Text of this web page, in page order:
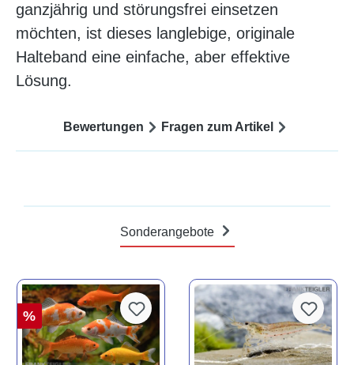
ganzjährig und störungsfrei einsetzen
möchten, ist dieses langlebige, originale
Halteband eine einfache, aber effektive
Lösung.
Bewertungen Fragen zum Artikel
Sonderangebote
%